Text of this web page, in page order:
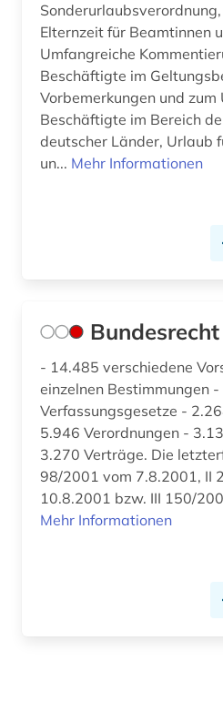
Elternzeit für Beamtinnen
Umfangreiche
Beschäftigte im
Vorbemerkungen und zum
Beschäftigte im Bereich
deutscher Länder, Urlaub
un... Mehr Informationen
Bundesrecht
- 14.485 verschiedene
einzelnen Bestimmungen
Verfassungsgesetze -
5.946 Verordnungen -
3.270 Verträge. Die
98/2001 vom 7.8.2001, II
10.8.2001 bzw. III 150/
Mehr Informationen